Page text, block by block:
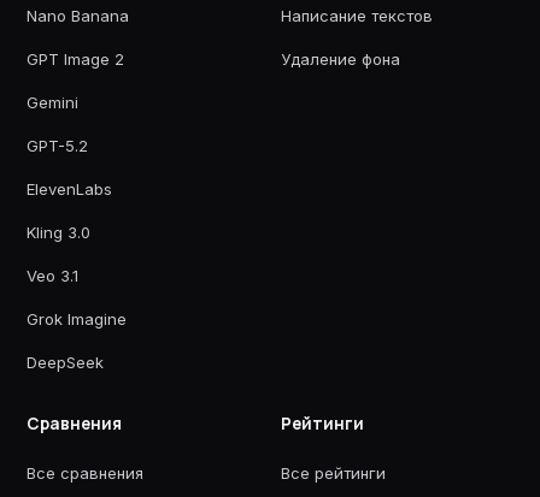
Nano Banana
GPT Image 2
Gemini
GPT-5.2
ElevenLabs
Kling 3.0
Veo 3.1
Grok Imagine
DeepSeek
Написание текстов
Удаление фона
Сравнения
Все сравнения
Рейтинги
Все рейтинги